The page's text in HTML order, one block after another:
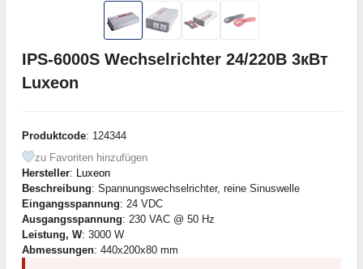
IPS-6000S Wechselrichter 24/220В 3кВт
Luxeon
Produktcode: 124344
zu Favoriten hinzufügen
Hersteller: Luxeon
Beschreibung: Spannungswechselrichter, reine Sinuswelle
Eingangsspannung: 24 VDC
Ausgangsspannung: 230 VAC @ 50 Hz
Leistung, W: 3000 W
Abmessungen: 440x200x80 mm